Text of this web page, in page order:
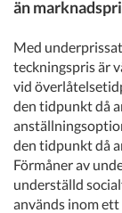
än
Med
teckningspris är
vid
den tidpunkt då
den tidpunkt då
Förmåner av
underställd
används inom